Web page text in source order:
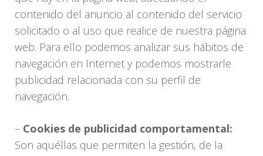
contenido del anuncio al contenido del servicio
solicitado o al uso que realice de nuestra página
web. Para ello podemos analizar sus hábitos de
navegación en Internet y podemos mostrarle
publicidad relacionada con su perfil de
navegación.
– Cookies de publicidad comportamental:
Son aquéllas que permiten la gestión, de la